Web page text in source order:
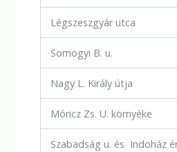
Légszeszgyár utca
Somogyi B. u.
Nagy L. Király útja
Móricz Zs. U. környéke
Szabadság u. és Indoház